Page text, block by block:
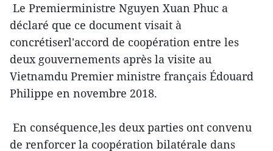
Le Premierministre Nguyen Xuan Phuc a
déclaré que ce document visait à
concrétiserl'accord de coopération entre les
deux gouvernements après la visite au
Vietnamdu Premier ministre français Édouard
Philippe en novembre 2018.
En conséquence,les deux parties ont convenu
de renforcer la coopération bilatérale dans